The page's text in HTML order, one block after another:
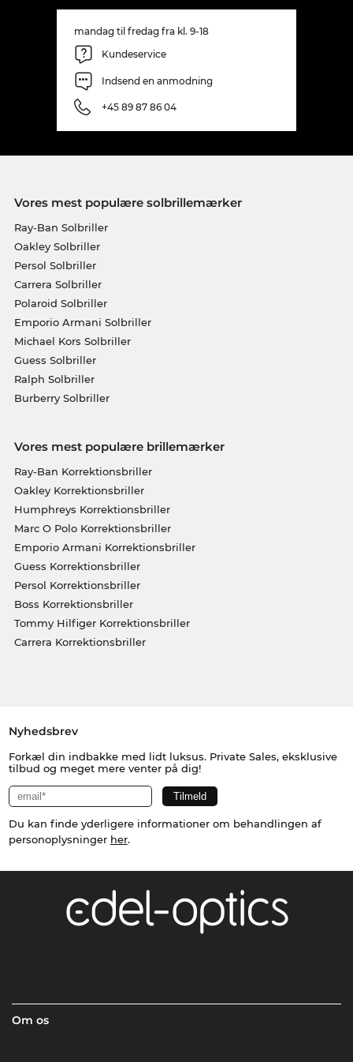
mandag til fredag fra kl. 9-18
Kundeservice
Indsend en anmodning
+45 89 87 86 04
Vores mest populære solbrillemærker
Ray-Ban Solbriller
Oakley Solbriller
Persol Solbriller
Carrera Solbriller
Polaroid Solbriller
Emporio Armani Solbriller
Michael Kors Solbriller
Guess Solbriller
Ralph Solbriller
Burberry Solbriller
Vores mest populære brillemærker
Ray-Ban Korrektionsbriller
Oakley Korrektionsbriller
Humphreys Korrektionsbriller
Marc O Polo Korrektionsbriller
Emporio Armani Korrektionsbriller
Guess Korrektionsbriller
Persol Korrektionsbriller
Boss Korrektionsbriller
Tommy Hilfiger Korrektionsbriller
Carrera Korrektionsbriller
Nyhedsbrev
Forkæl din indbakke med lidt luksus. Private Sales, eksklusive
tilbud og meget mere venter på dig!
Du kan finde yderligere informationer om behandlingen af
personoplysninger her.
Om os